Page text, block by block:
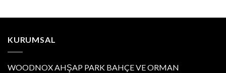
KURUMSAL
WOODNOX AHŞAP PARK BAHÇE VE ORMAN